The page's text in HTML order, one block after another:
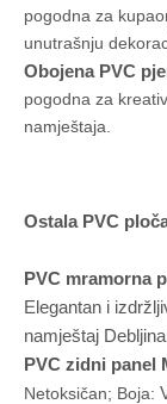
pogodna za
unutrašnju
Obojena PVC
pogodna za
namještaja.
Ostala PVC
PVC mramorna
Elegantan i
namještaj
PVC zidni panel
Netoksičan; Boja: